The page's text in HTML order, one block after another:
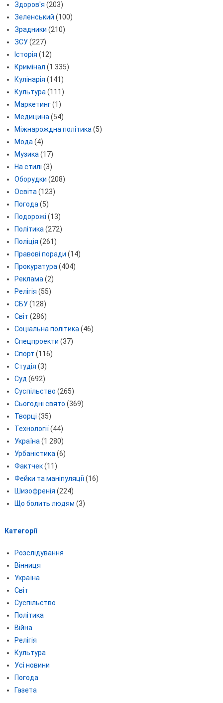
Здоров'я (203)
Зеленський (100)
Зрадники (210)
ЗСУ(227)
Історія (12)
Кримінал (1 335)
Кулінарія (141)
Культура(111)
Маркетинг(1)
Медицина(54)
Міжнарождна політика(5)
Мода(4)
Музика(17)
На стилі (3)
Оборудки (208)
Освіта(123)
Погода(5)
Подорожі (13)
Політика(272)
Поліція (261)
Правові поради (14)
Прокуратура(404)
Реклама(2)
Релігія (55)
СБУ(128)
Світ (286)
Соціальна політика(46)
Спецпроекти (37)
Спорт (116)
Студія (3)
Суд (692)
Суспільство (265)
Сьогодні свято (369)
Творці (35)
Технології(44)
Україна(1 280)
Урбаністика(6)
Фактчек(11)
Фейки та маніпуляції(16)
Шизофренія (224)
Що болить людям (3)
Категорії
Розслідування
Вінниця
Україна
Світ
Суспільство
Політика
Війна
Релігія
Культура
Усі новини
Погода
Газета